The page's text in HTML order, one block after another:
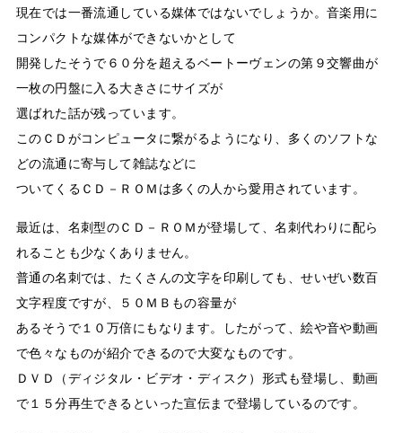
現在では一番流通している媒体ではないでしょうか。音楽用に
コンパクトな媒体ができないかとして
開発したそうで６０分を超えるベートーヴェンの第９交響曲が
一枚の円盤に入る大きさにサイズが
選ばれた話が残っています。
このＣＤがコンピュータに繋がるようになり、多くのソフトな
どの流通に寄与して雑誌などに
ついてくるＣＤ－ＲＯＭは多くの人から愛用されています。
最近は、名刺型のＣＤ－ＲＯＭが登場して、名刺代わりに配ら
れることも少なくありません。
普通の名刺では、たくさんの文字を印刷しても、せいぜい数百
文字程度ですが、５０ＭＢもの容量が
あるそうで１０万倍にもなります。したがって、絵や音や動画
で色々なものが紹介できるので大変なものです。
ＤＶＤ（ディジタル・ビデオ・ディスク）形式も登場し、動画
で１５分再生できるといった宣伝まで登場しているのです。